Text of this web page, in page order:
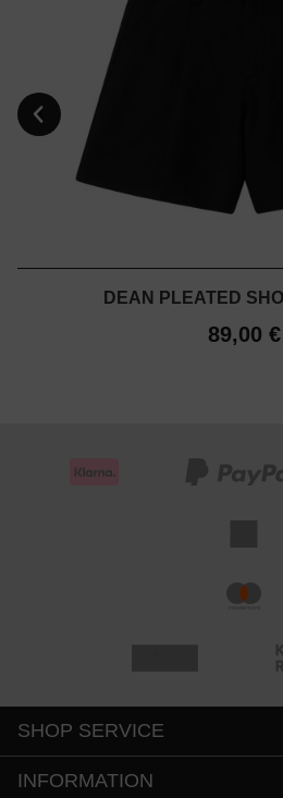
DEAN PLEATED
89,00 €
SHOP SERVICE
INFORMATION